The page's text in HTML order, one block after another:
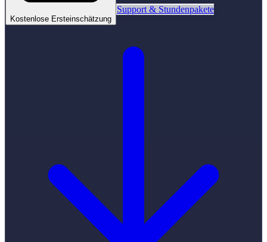
Kostenlose Ersteinschätzung
Support & Stundenpakete